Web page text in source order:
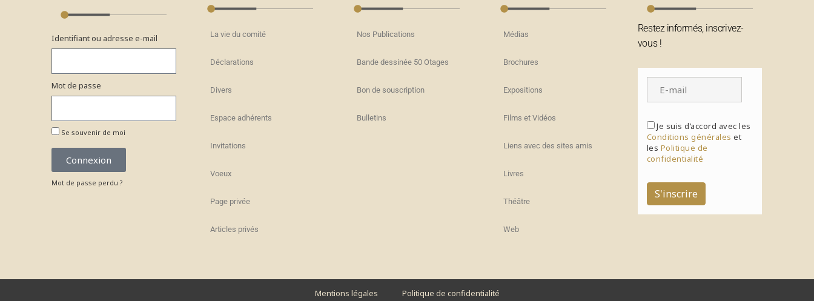
Identifiant ou adresse e-mail
Mot de passe
Se souvenir de moi
Connexion
Mot de passe perdu ?
La vie du comité
Déclarations
Divers
Espace adhérents
Invitations
Voeux
Page privée
Articles privés
Nos Publications
Bande dessinée 50 Otages
Bon de souscription
Bulletins
Médias
Brochures
Expositions
Films et Vidéos
Liens avec des sites amis
Livres
Théâtre
Web
Restez informés, inscrivez-
vous !
Je suis d’accord avec les
Conditions générales et
les Politique de
confidentialité
S'inscrire
Mentions légales Politique de confidentialité